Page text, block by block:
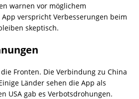
warnen vor möglichem
verspricht Verbesserungen beim
skeptisch.
Fronten. Die Verbindung zu China
Länder sehen die App als
USA gab es Verbotsdrohungen.